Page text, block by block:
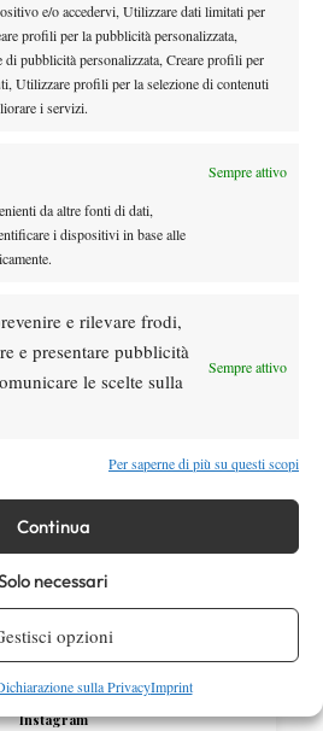
e/o accedervi, Utilizzare dati limitati per
profili per la pubblicità personalizzata,
pubblicità personalizzata, Creare profili per
Utilizzare profili per la selezione di contenuti
i servizi.
Sempre attivo
da altre fonti di dati,
i dispositivi in base alle
e rilevare frodi,
e presentare pubblicità
le scelte sulla
Sempre attivo
Per saperne di più su questi scopi
Continua
necessari
opzioni
sulla PrivacyImprint
contro Darderi
Wta
Toronto 2026: pioggia pesante,
News
1000 Montreal 2026: Darderi
in ritardo per pioggia
solo 2 top ten al terzo turno,
Facebook
Instagram